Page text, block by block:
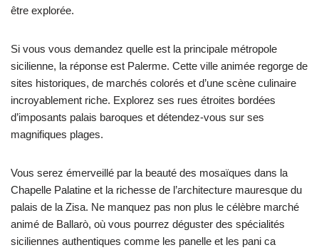
être explorée.
Si vous vous demandez quelle est la principale métropole
sicilienne, la réponse est Palerme. Cette ville animée regorge de
sites historiques, de marchés colorés et d’une scène culinaire
incroyablement riche. Explorez ses rues étroites bordées
d’imposants palais baroques et détendez-vous sur ses
magnifiques plages.
Vous serez émerveillé par la beauté des mosaïques dans la
Chapelle Palatine et la richesse de l’architecture mauresque du
palais de la Zisa. Ne manquez pas non plus le célèbre marché
animé de Ballarò, où vous pourrez déguster des spécialités
siciliennes authentiques comme les panelle et les pani ca